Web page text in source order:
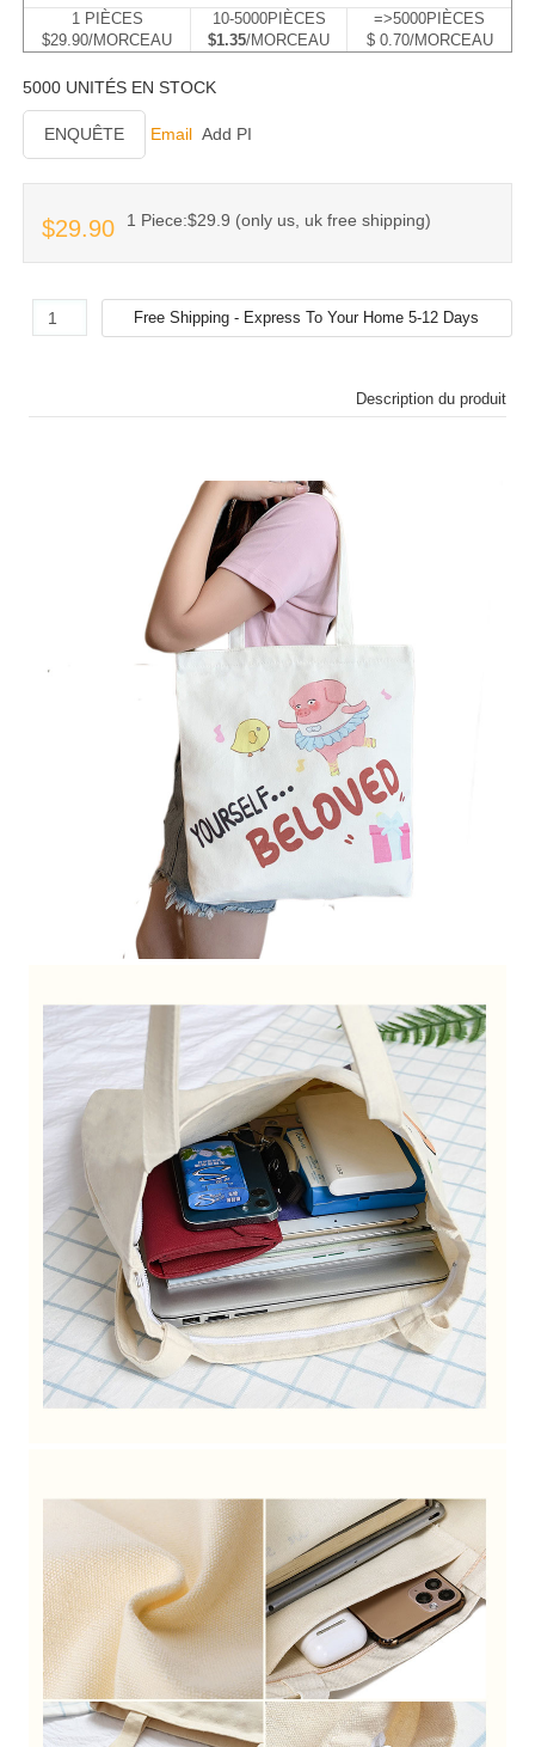
1 PIÈCES
$29.90/MORCEAU
10-5000PIÈCES
$1.35/MORCEAU
=>5000PIÈCES
$ 0.70/MORCEAU
5000 UNITÉS EN STOCK
ENQUÊTE Email Add PI
$29.90 1 Piece:$29.9 (only us, uk free shipping)
Description du produit